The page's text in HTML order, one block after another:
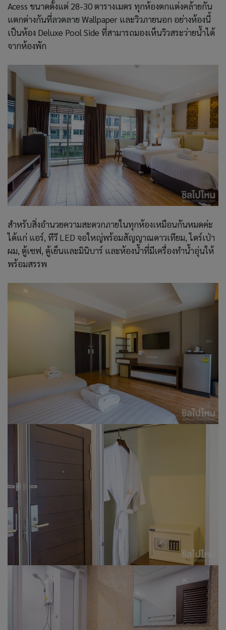
Acess ขนาดตั้งแต่ 28-30 ตารางเมตร ทุกห้องตกแต่งคล้ายกัน
แตกต่างกันที่ลวดลาย Wallpaper และวิวภายนอก อย่างห้องนี้
เป็นห้อง Deluxe Pool Side ที่สามารถมองเห็นวิวสระว่ายน้ำได้
จากห้องพัก
สำหรับสิ่งอำนวยความสะดวกภายในทุกห้องเหมือนกันหมดค่ะ
ได้แก่ แอร์, ทีวี LED จอใหญ่พร้อมสัญญาณดาวเทียม, ไดร์เป่า
ผม, ตู้เซฟ, ตู้เย็นและมินิบาร์ และห้องน้ำที่มีเครื่องทำน้ำอุ่นให้
พร้อมสรรพ